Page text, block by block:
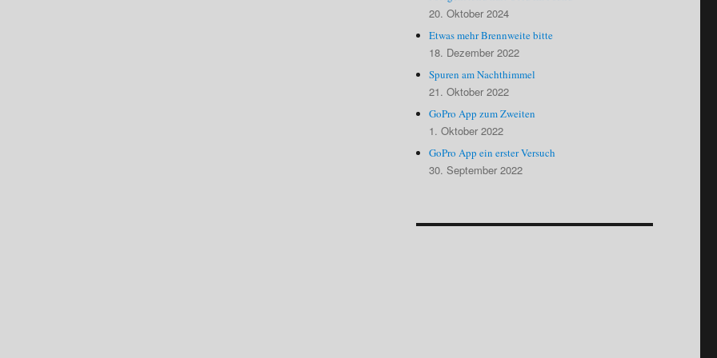
20. Oktober 2024
Etwas mehr Brennweite bitte
18. Dezember 2022
Spuren am Nachthimmel
21. Oktober 2022
GoPro App zum Zweiten
1. Oktober 2022
GoPro App ein erster Versuch
30. September 2022